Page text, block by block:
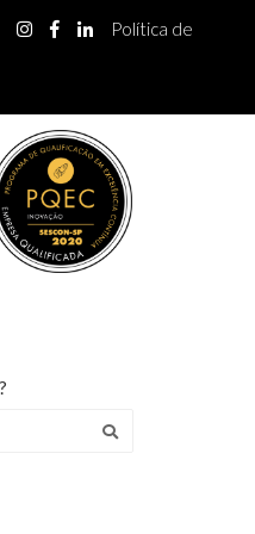
Política de